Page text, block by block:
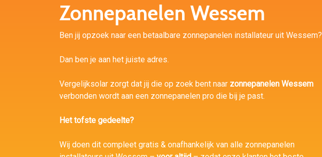
Zonnepanelen Wessem
Ben jij opzoek naar een betaalbare zonnepanelen installateur uit Wessem?
Dan ben je aan het juiste adres.
Vergelijksolar zorgt dat jij die op zoek bent naar zonnepanelen Wessem
verbonden wordt aan een zonnepanelen pro die bij je past.
Het tofste gedeelte?
Wij doen dit compleet gratis & onafhankelijk van alle zonnepanelen